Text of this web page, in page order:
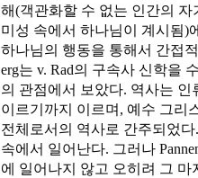
해(객관화할 수 없는 인간의
미성 속에서 하나님이 계시됨)
하나님의 행동을 통해서 간접
erg는 v. Rad의 구속사 신학을
의 관점에서 보았다. 역사는
이르기까지 이르며, 예수 그리
전체로서의 역사로 간주되었
속에서 일어난다. 그러나
에 일어나지 않고 오히려 그